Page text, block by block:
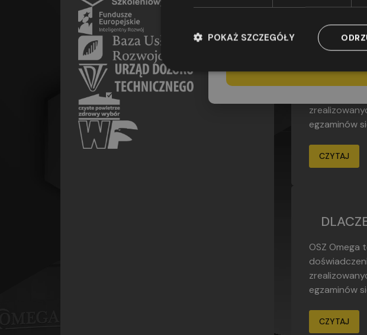
egzaminów
CZYTAJ
OSZ Omega
egzaminów
CZYTAJ
POKAŻ SZCZEGÓŁY
w sprawie swobodnego przepływu
udzielenia odpowiedzi na złożone
adres oszomega@oszomega.pl